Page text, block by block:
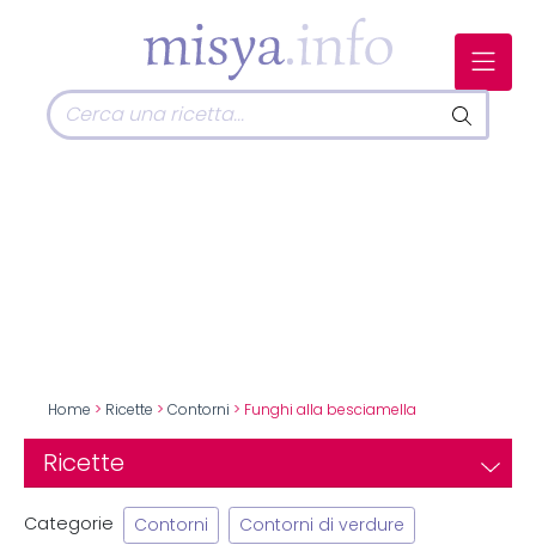
Home > Ricette > Contorni > Funghi alla besciamella
Ricette
Categorie Contorni Contorni di verdure